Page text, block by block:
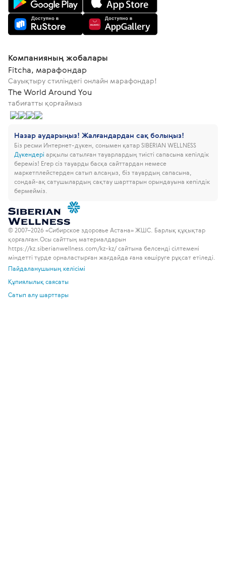
Компанияның жобалары
Fitcha, марафондар
Сауықтыру стиліндегі онлайн марафондар!
The World Around You
табиғатты қорғаймыз
Назар аударыңыз! Жалғандардан сақ болыңыз!
Біз ресми Интернет-дүкен, сонымен қатар SIBERIAN WELLNESS
Дүкендері арқылы сатылған тауарлардың тиісті сапасына кепілдік
береміз! Егер сіз тауарды басқа сайттардан немесе
маркетплейстерден сатып алсаңыз, біз тауардың сапасына,
сондай-ақ сатушылардың сақтау шарттарын орындауына кепілдік
бермейміз.
© 2007–2026 «Сибирское здоровье Астана» ЖШС. Барлық құқықтар
қорғалған. Осы сайттың материалдарын
https://kz.siberianwellness.com/kz-kz/ сайтына белсенді сілтемені
міндетті түрде орналастырған жағдайда ғана көшіруге рұқсат етіледі.
Пайдаланушының келісімі
Құпиялылық саясаты
Сатып алу шарттары